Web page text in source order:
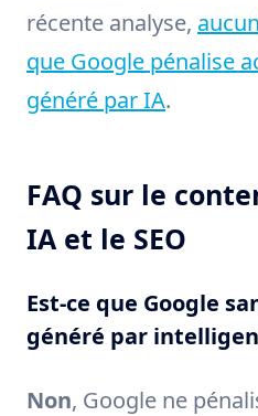
récente analyse,
que Google pénalise
généré par IA.
FAQ sur le
IA et le SEO
Est-ce que Google
généré par
Non, Google ne